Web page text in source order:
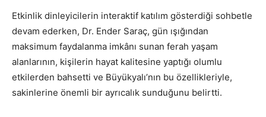
Etkinlik dinleyicilerin interaktif katılım gösterdiği sohbetle
devam ederken, Dr. Ender Saraç, gün ışığından
maksimum faydalanma imkânı sunan ferah yaşam
alanlarının, kişilerin hayat kalitesine yaptığı olumlu
etkilerden bahsetti ve Büyükyalı’nın bu özellikleriyle,
sakinlerine önemli bir ayrıcalık sunduğunu belirtti.